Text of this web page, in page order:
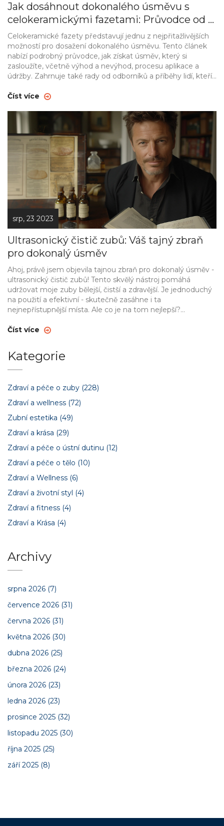
Jak dosáhnout dokonalého úsměvu s
celokeramickými fazetami: Průvodce od A
do Z
Celokeramické fazety představují jednu z nejpřitažlivějších
možností pro dosažení dokonalého úsměvu. Tento článek
nabízí podrobný průvodce, jak získat úsměv, který si
zasloužíte, včetně výhod a nevýhod, procesu aplikace a
údržby. Zahrnuje také rady od odborníků a příběhy lidí, kteří
představu o tom, co můžete očekávat.
Číst více
srp, 23 2023
Ultrasonický čistič zubů: Váš tajný zbraň
pro dokonalý úsměv
Ahoj, právě jsem objevila tajnou zbraň pro dokonalý úsměv -
ultrasonický čistič zubů! Tento skvělý nástroj pomáhá
udržovat moje zuby bělejší, čistší a zdravější. Je jednoduchý
na použití a efektivní - skutečně zasáhne i ta
nejnepřístupnější místa. Ale co je na tom nejlepší?
Skvělý nástroj pro všechny, kteří chtějí zdravý a krásný
Číst více
Kategorie
Zdraví a péče o zuby (228)
Zdraví a wellness (72)
Zubní estetika (49)
Zdraví a krása (29)
Zdraví a péče o ústní dutinu (12)
Zdraví a péče o tělo (10)
Zdraví a Wellness (6)
Zdraví a životní styl (4)
Zdraví a fitness (4)
Zdraví a Krása (4)
Archivy
srpna 2026 (7)
července 2026 (31)
června 2026 (31)
května 2026 (30)
dubna 2026 (25)
března 2026 (24)
února 2026 (23)
ledna 2026 (23)
prosince 2025 (32)
listopadu 2025 (30)
října 2025 (25)
září 2025 (8)